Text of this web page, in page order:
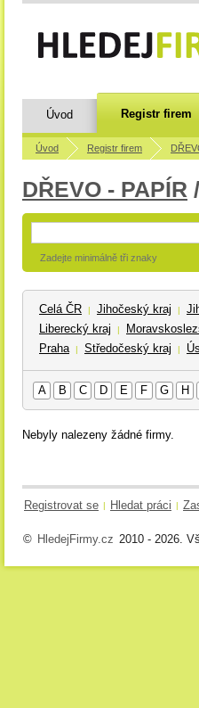
Úvod Registr firem
Úvod Registr firem
DŘEVO - PAPÍR
Zadejte minimálně tři znaky
Celá ČR | Jihočeský kraj |
Liberecký kraj
|
Praha
| Středočeský kraj |
A B C D E F G H
Nebyly nalezeny žádné firmy.
Registrovat se | Hledat práci |
© HledejFirmy.cz 2010 - 2026.